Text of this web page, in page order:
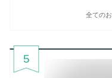
全ての
5